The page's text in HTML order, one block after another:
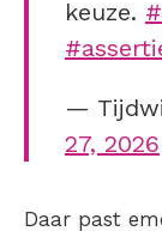
keuze.
—
27, 2026
Daar past